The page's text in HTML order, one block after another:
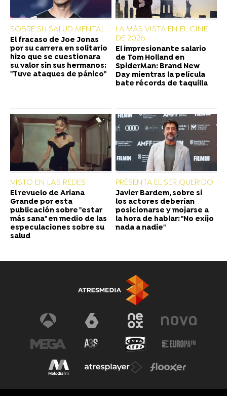
SOBRE SU SALUD MENTAL
El fracaso de Joe Jonas
por su carrera en solitario
hizo que se cuestionara
su valor sin sus hermanos:
"Tuve ataques de pánico"
LA MÁS VISTA EN EL CINE
DE 2026
El impresionante salario
de Tom Holland en
SpiderMan: Brand New
Day mientras la película
bate récords de taquilla
VISTO EN LAS REDES
El revuelo de Ariana
Grande por esta
publicación sobre "estar
más sana" en medio de las
especulaciones sobre su
salud
PRESENTA EL SER QUERIDO
Javier Bardem, sobre si
los actores deberían
posicionarse y mojarse a
la hora de hablar: "No exijo
nada a nadie"